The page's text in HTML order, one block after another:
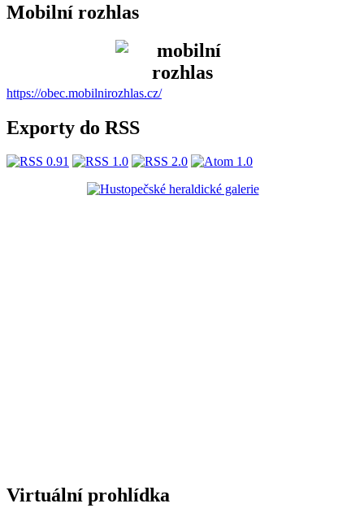
Mobilní rozhlas
https://obec.mobilnirozhlas.cz/
Exporty do RSS
Virtuální prohlídka